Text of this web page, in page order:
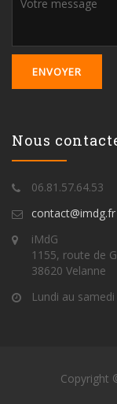
Nous
06.81.57.64.53
contact@imdg.fr
iMdG
1155, route de
38620 Velanne
Lundi au
Copyright